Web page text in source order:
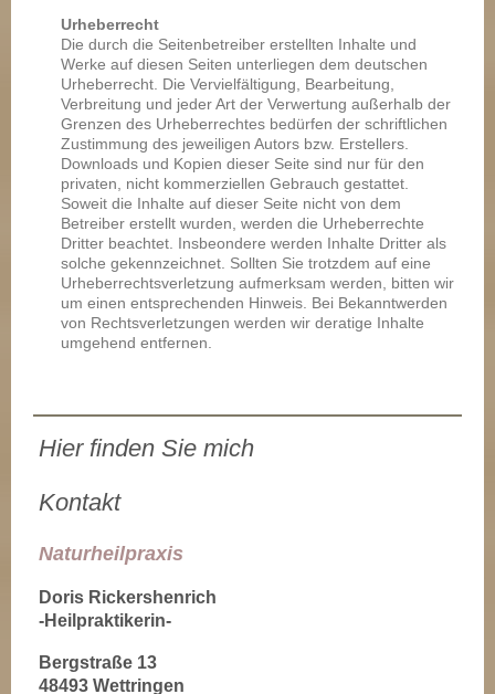
Urheberrecht
Die durch die Seitenbetreiber erstellten Inhalte und
Werke auf diesen Seiten unterliegen dem deutschen
Urheberrecht. Die Vervielfältigung, Bearbeitung,
Verbreitung und jeder Art der Verwertung außerhalb der
Grenzen des Urheberrechtes bedürfen der schriftlichen
Zustimmung des jeweiligen Autors bzw. Erstellers.
Downloads und Kopien dieser Seite sind nur für den
privaten, nicht kommerziellen Gebrauch gestattet.
Soweit die Inhalte auf dieser Seite nicht von dem
Betreiber erstellt wurden, werden die Urheberrechte
Dritter beachtet. Insbeondere werden Inhalte Dritter als
solche gekennzeichnet. Sollten Sie trotzdem auf eine
Urheberrechtsverletzung aufmerksam werden, bitten wir
um einen entsprechenden Hinweis. Bei Bekanntwerden
von Rechtsverletzungen werden wir deratige Inhalte
umgehend entfernen.
Hier finden Sie mich
Kontakt
Naturheilpraxis
Doris Rickershenrich
-Heilpraktikerin-
Bergstraße 13
48493 Wettringen